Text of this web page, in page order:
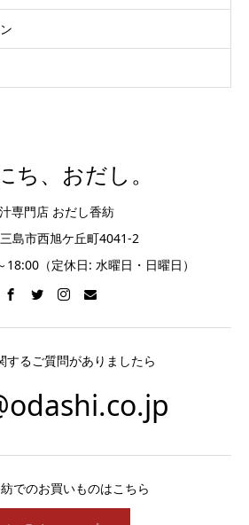
ち、おだし。
専門店 おだし香紡
島市西旭ケ丘町4041-2
（定休日: 水曜日・日曜日）
するご質問がありましたら
でのお買いものはこちら